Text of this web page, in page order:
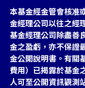
本基金經金管會核准
金經理公司以往之經
基金經理公司除盡善
金之盈虧，亦不保證
金公開說明書。有關
費用）已揭露於基金
人可至公開資訊觀測